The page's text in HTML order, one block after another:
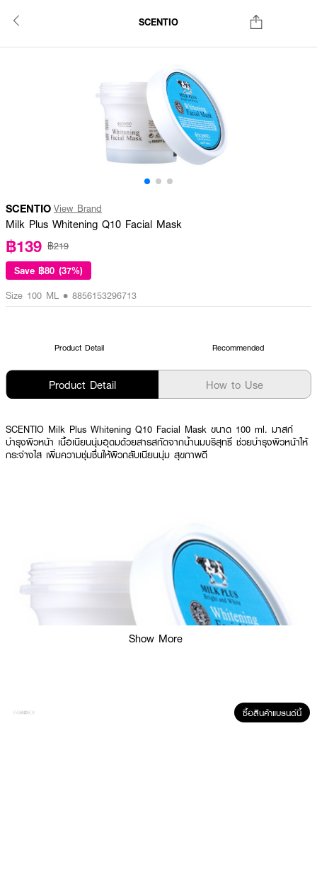
SCENTIO
SCENTIO View Brand
Milk Plus Whitening Q10 Facial Mask
฿139 ฿219
Save ฿80 (37%)
Size 100 ML • 8856153296713
Product Detail Recommended
Product Detail How to Use
SCENTIO Milk Plus Whitening Q10 Facial Mask ขนาด 100 ml. มาสก์
บำรุงผิวหน้า เนื้อเนียนนุ่มอุดมด้วยสารสกัดจากน้ำนมบริสุทธิ์ ช่วยบำรุงผิวหน้าให้
กระจ่างใส เพิ่มความชุ่มชื่นให้ผิวกลับเนียนนุ่ม สุขภาพดี
Show More
ซื้อสินค้าแบรนด์นี้